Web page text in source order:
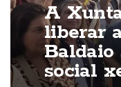
A
liberar
Baldaio
social